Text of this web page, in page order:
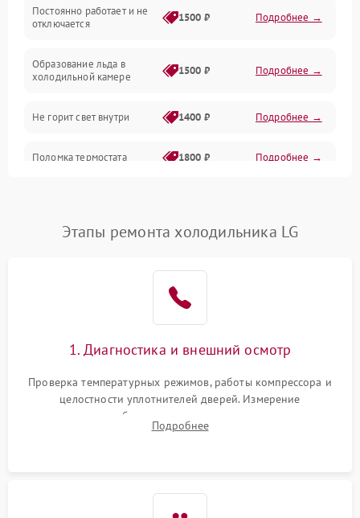
Постоянно работает и не
отключается
1500 ₽ Подробнее →
Образование льда в
холодильной камере
1500 ₽ Подробнее →
Не горит свет внутри 1400 ₽ Подробнее →
Поломка термостата 1800 ₽ Подробнее →
Поломка системы No Frost 2600 ₽ Подробнее →
работе
2000 ₽ Подробнее →
1000 ₽
1800 ₽
Этапы ремонта холодильника LG
1. Диагностика и внешний осмотр
Проверка температурных режимов, работы компрессора и
целостности уплотнителей дверей. Измерение
сопротивления обмоток мотора, проверка термостата и
считывание кодов ошибок с электронного дисплея.
Подробнее